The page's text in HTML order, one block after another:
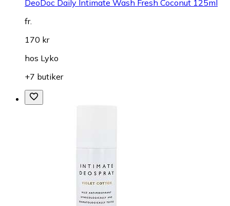
DeoDoc Daily Intimate Wash Fresh Coconut 125ml
fr.
170 kr
hos Lyko
+7 butiker